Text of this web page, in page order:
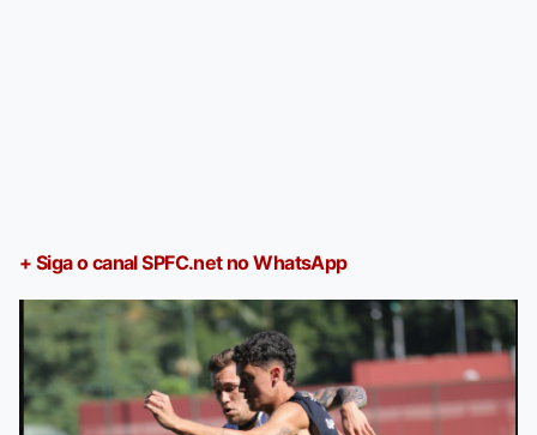
+ Siga o canal SPFC.net no WhatsApp